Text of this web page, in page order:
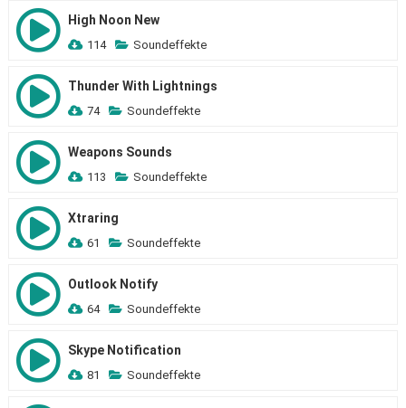
High Noon New
114 Soundeffekte
Thunder With Lightnings
74 Soundeffekte
Weapons Sounds
113 Soundeffekte
Xtraring
61 Soundeffekte
Outlook Notify
64 Soundeffekte
Skype Notification
81 Soundeffekte